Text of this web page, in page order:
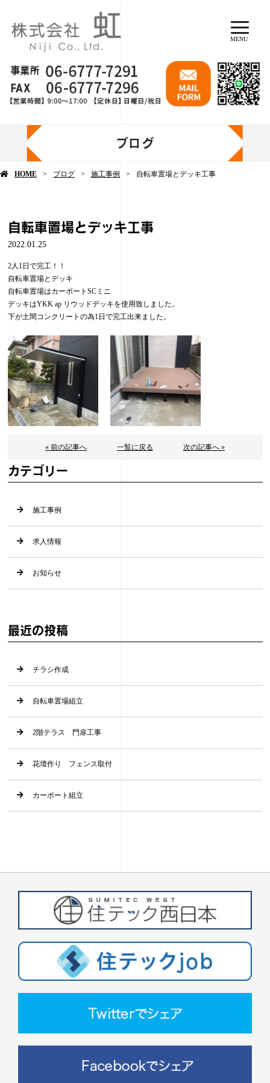
MENU
ブログ
HOME ブログ 施工事例 自転車置場とデッキ工事
自転車置場とデッキ工事
2022.01.25
2人1日で完工！！
自転車置場とデッキ
自転車置場はカーポートSCミニ
デッキはYKK ap リウッドデッキを使用致しました。
下が土間コンクリートの為1日で完工出来ました。
« 前の記事へ 一覧に戻る 次の記事へ »
カテゴリー
施工事例
求人情報
お知らせ
最近の投稿
チラシ作成
自転車置場組立
2階テラス 門扉工事
花壇作り フェンス取付
カーポート組立